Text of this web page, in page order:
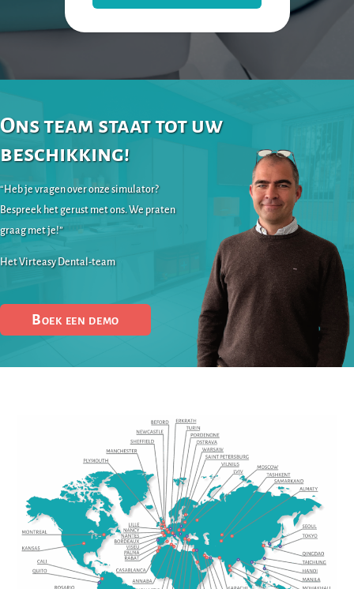
Ons team staat tot uw
beschikking!
“Heb je vragen over onze simulator?
Bespreek het gerust met ons. We praten
graag met je!”
Het Virteasy Dental-team
Boek een demo